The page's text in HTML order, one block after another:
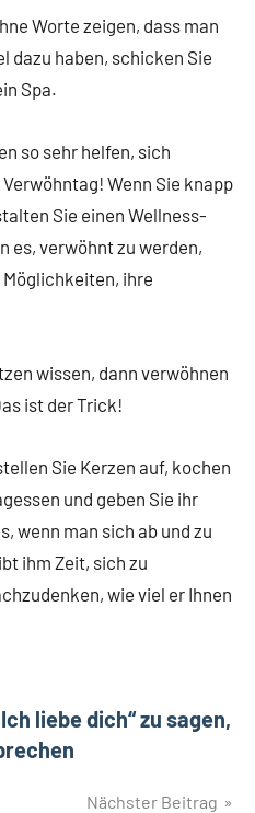
Worte zeigen, dass man
dazu haben, schicken Sie
Spa.
so sehr helfen, sich
Wenn Sie knapp
Sie einen Wellness-
es, verwöhnt zu werden,
ihre
wissen, dann verwöhnen
ist der Trick!
Sie Kerzen auf, kochen
und geben Sie ihr
wenn man sich ab und zu
ihm Zeit, sich zu
wie viel er Ihnen
liebe dich“ zu sagen,
Nächster Beitrag